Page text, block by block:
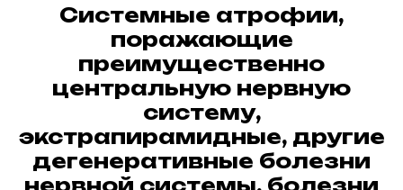
Системные атрофии,
поражающие
преимущественно
центральную нервную
систему,
экстрапирамидные, другие
дегенеративные болезни
нервной системы, болезни